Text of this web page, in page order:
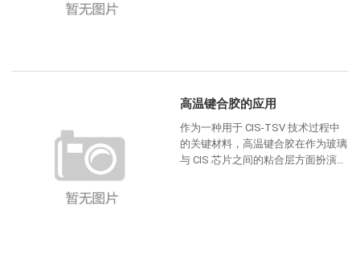
高温键合胶的应用
作为一种用于 CIS-TSV 技术过程中
的关键材料，高温键合胶在作为玻璃
与 CIS 芯片之间的粘合层方面扮演着